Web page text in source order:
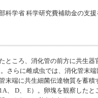
学省 科学研究費補助金の支援
ところ、消化管の前方に共生
さらに雌成虫では、消化管末
末端に共生細菌伝達物質を蓄
、 D、 E）。卵塊を観察した